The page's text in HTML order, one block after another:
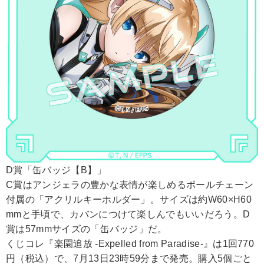
D賞「缶バッジ【B】」
C賞はアンジェラの豊かな表情が楽しめるボールチェーン
付属の「アクリルキーホルダー」。サイズは約W60×H60
mmと手頃で、カバンにつけて楽しんでもいいだろう。D
賞は57mmサイズの「缶バッジ」だ。
くじコレ『楽園追放 -Expelled from Paradise-』は1回770
円（税込）で、7月13日23時59分まで発売。購入5個ごと